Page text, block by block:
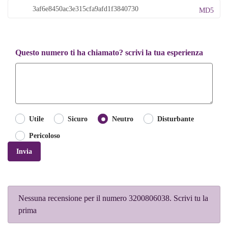
MD5
Questo numero ti ha chiamato? scrivi la tua esperienza
Utile Sicuro Neutro Disturbante
Pericoloso
Invia
Nessuna recensione per il numero 3200806038. Scrivi tu la
prima